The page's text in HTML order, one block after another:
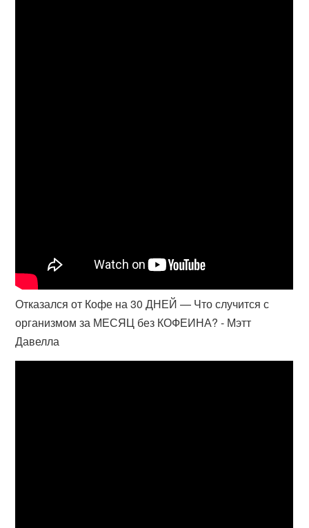
Отказался от Кофе на 30 ДНЕЙ — Что случится с
организмом за МЕСЯЦ без КОФЕИНА? - Мэтт
Давелла